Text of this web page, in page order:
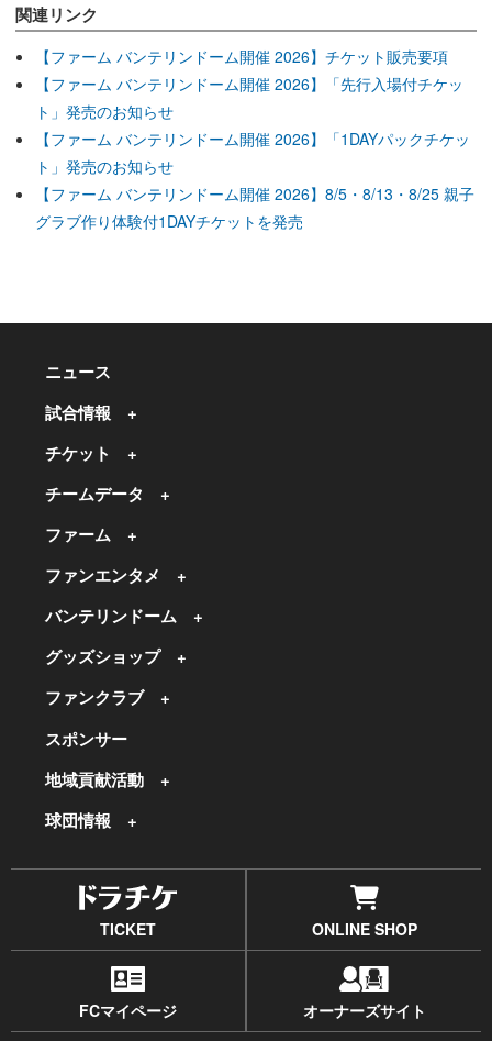
関連リンク
【ファーム バンテリンドーム開催 2026】チケット販売要項
【ファーム バンテリンドーム開催 2026】「先行入場付チケッ
ト」発売のお知らせ
【ファーム バンテリンドーム開催 2026】「1DAYパックチケッ
ト」発売のお知らせ
【ファーム バンテリンドーム開催 2026】8/5・8/13・8/25 親子
グラブ作り体験付1DAYチケットを発売
ニュース
試合情報
チケット
チームデータ
ファーム
ファンエンタメ
バンテリンドーム
グッズショップ
ファンクラブ
スポンサー
地域貢献活動
球団情報
TICKET ONLINE SHOP
FCマイページ オーナーズサイト